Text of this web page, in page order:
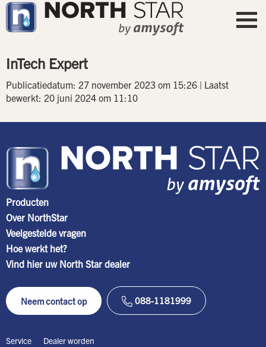
InTech Expert
Publicatiedatum: 27 november 2023 om 15:26 | Laatst
bewerkt: 20 juni 2024 om 11:10
Producten
Over NorthStar
Veelgestelde vragen
Hoe werkt het?
Vind hier uw North Star dealer
Neem contact op 088-1181999
Service
Dealer worden